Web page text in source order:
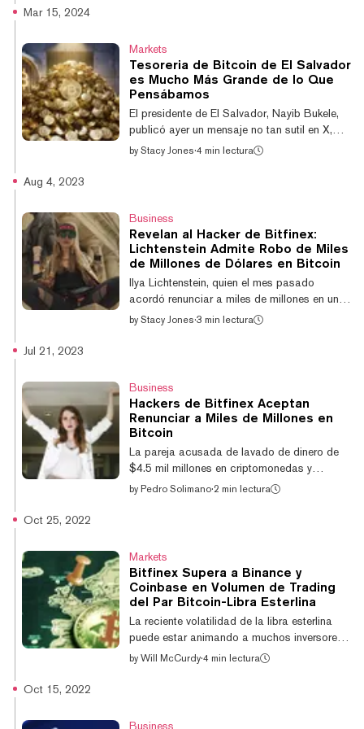
para blanquear los fondos digitales con su
esposa como cómplice. Ambos se
declararon culpables el año pasado. El DOJ
ya ha sugerido que su esposa, Heather
“Razzlekahn” Morgan, la autoproclamada
"Cocodrilo de Wall...
Mar 15, 2024
Markets
Tesoreria de Bitcoin de El Salvador
es Mucho Más Grande de lo Que
Pensábamos
El presidente de El Salvador, Nayib Bukele,
publicó ayer un mensaje no tan sutil en X,
diciendo que su administración trasladó una
tenía 5.689 Bitcoin, con un valor de $406
millones cuando tomó la captura de
pantalla. Eso significa que el precio del
Bitcoin habría sido aproximadamente
$71.463 cuando Bukele trasladó los fondos,
by Stacy Jones·4 min lectura
Aug 4, 2023
Business
Revelan al Hacker de Bitfinex:
Lichtenstein Admite Robo de Miles
de Millones de Dólares en Bitcoin
Ilya Lichtenstein, quien el mes pasado
acordó renunciar a miles de millones en un
acuerdo de culpabilidad por su papel en el
sospechaba que Lichtenstein o su esposa,
Heather Morgan, eran los responsables de
robar 120.900 Bitcoin, solo se logró
confirmar hasta ahora. El nuevo detalle fue
reportado originalmente por CNBC el jueves.
La pareja...
by Stacy Jones·3 min lectura
Jul 21, 2023
Business
Hackers de Bitfinex Aceptan
Renunciar a Miles de Millones en
Bitcoin
La pareja acusada de lavado de dinero de
$4.5 mil millones en criptomonedas y
conspiración para defraudar a los Estados
mañana. Como parte del acuerdo de
culpabilidad, la pareja ha acordado
renunciar a las ganancias de los casi
120.000 Bitcoin de los que se les acusa de
lavar. Ilya Lichtenstein y su esposa Heather
Morgan, ambos arres...
by Pedro Solimano·2 min lectura
Oct 25, 2022
Markets
Bitfinex Supera a Binance y
Coinbase en Volumen de Trading
del Par Bitcoin-Libra Esterlina
La reciente volatilidad de la libra esterlina
puede estar animando a muchos inversores
a probar suerte en el comercio de
by Will McCurdy·4 min lectura
Oct 15, 2022
Business